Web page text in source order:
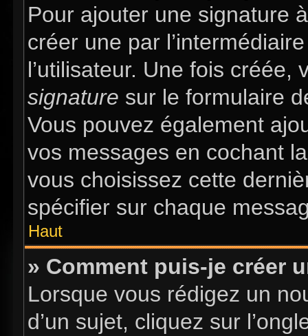
Pour ajouter une signature
créer une par
l’utilisateur. Une fois
signature sur le formulaire
Vous pouvez également
vos messages en cochant
vous choisissez cette
spécifier sur chaque
Haut
» Comment puis-je créer
Lorsque vous rédigez un
d’un sujet, cliquez sur